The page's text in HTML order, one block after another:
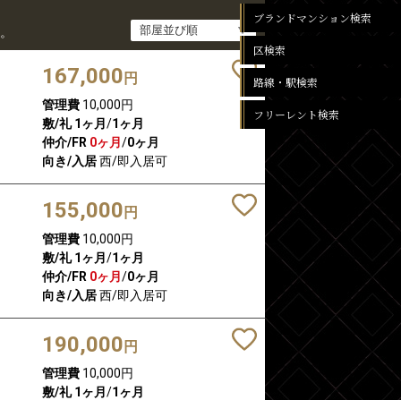
167,000 円
管理費10,000円
敷/礼 1ヶ月 /1ヶ月
仲介/FR 0ヶ月 /0ヶ月
向き/入居西/即入居可
155,000 円
管理費10,000円
敷/礼 1ヶ月 /1ヶ月
仲介/FR 0ヶ月 /0ヶ月
向き/入居西/即入居可
190,000 円
管理費10,000円
敷/礼 1ヶ月 /1ヶ月
ブランドマンション検索
区検索
路線・駅検索
フリーレント検索